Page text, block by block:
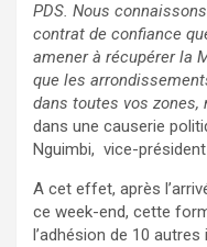
PDS. Nous
contrat de confiance
amener à récupérer la
que les
dans toutes vos zones,
dans une causerie
Nguimbi, vice-président
A cet effet, après
ce week-end, cette
l’adhésion de 10